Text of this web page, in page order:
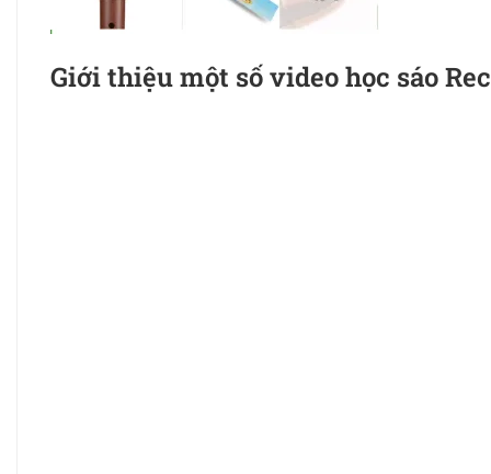
Giới thiệu một số video học sáo